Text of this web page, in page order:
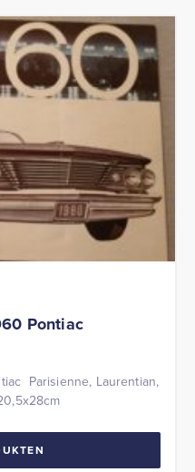
Pontiac
Parisienne, Laurentian,